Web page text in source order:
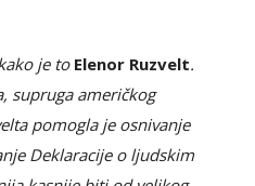
je to Elenor Ruzvelt.
supruga američkog
pomogla je osnivanje
Deklaracije o ljudskim